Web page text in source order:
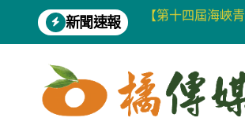
content
新聞速報
柯志恩競選網站
藍綠市長參選人
爭取原住民選票